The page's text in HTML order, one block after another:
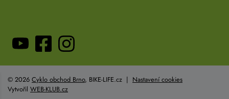
© 2026 Cyklo obchod Brno, BIKE-LIFE.cz | Nastavení cookies
Vytvořil WEB-KLUB.cz